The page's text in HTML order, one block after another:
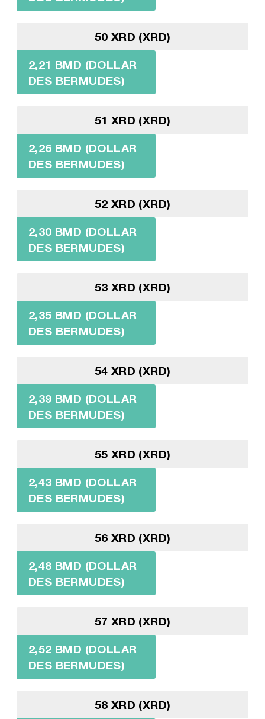
50 XRD (XRD)
2,21 BMD (DOLLAR
DES BERMUDES)
51 XRD (XRD)
2,26 BMD (DOLLAR
DES BERMUDES)
52 XRD (XRD)
2,30 BMD (DOLLAR
DES BERMUDES)
53 XRD (XRD)
2,35 BMD (DOLLAR
DES BERMUDES)
54 XRD (XRD)
2,39 BMD (DOLLAR
DES BERMUDES)
55 XRD (XRD)
2,43 BMD (DOLLAR
DES BERMUDES)
56 XRD (XRD)
2,48 BMD (DOLLAR
DES BERMUDES)
57 XRD (XRD)
2,52 BMD (DOLLAR
DES BERMUDES)
58 XRD (XRD)